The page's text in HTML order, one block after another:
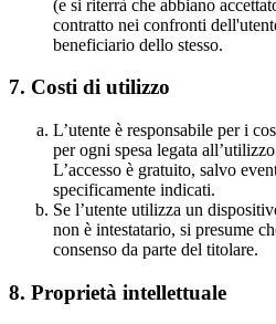
(e si riterrà che abbiano
contratto nei confronti
beneficiario dello stesso.
7. Costi di utilizzo
L’utente è responsabile per i
per ogni spesa legata
L’accesso è gratuito, salvo
specificamente indicati.
Se l’utente utilizza un
non è intestatario, si presume
consenso da parte del titolare.
8. Proprietà intellettuale